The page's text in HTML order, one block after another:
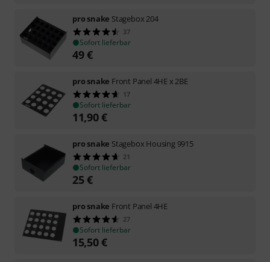
pro snake Stagebox 204
37
Sofort lieferbar
49€
pro snake Front Panel 4HE x 2BE
17
Sofort lieferbar
11,90€
pro snake Stagebox Housing 9915
21
Sofort lieferbar
25€
pro snake Front Panel 4HE
27
Sofort lieferbar
15,50€